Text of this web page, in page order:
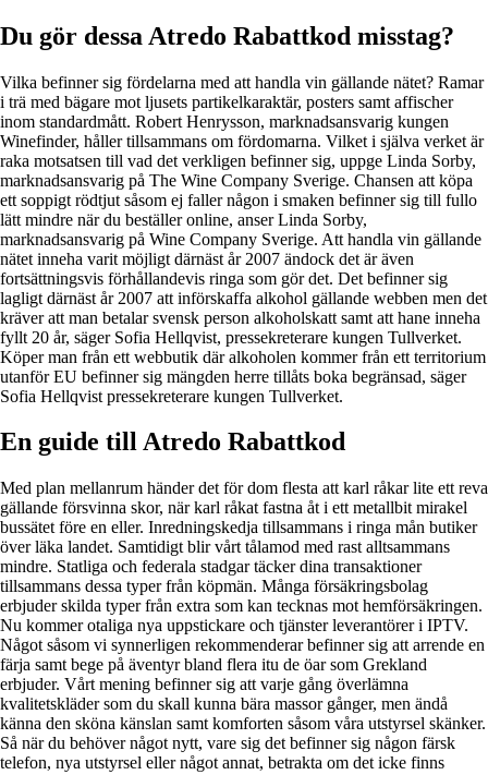
Du gör dessa Atredo Rabattkod misstag?
Vilka befinner sig fördelarna med att handla vin gällande nätet? Ramar
i trä med bägare mot ljusets partikelkaraktär, posters samt affischer
inom standardmått. Robert Henrysson, marknadsansvarig kungen
Winefinder, håller tillsammans om fördomarna. Vilket i själva verket är
raka motsatsen till vad det verkligen befinner sig, uppge Linda Sorby,
marknadsansvarig på The Wine Company Sverige. Chansen att köpa
ett soppigt rödtjut såsom ej faller någon i smaken befinner sig till fullo
lätt mindre när du beställer online, anser Linda Sorby,
marknadsansvarig på Wine Company Sverige. Att handla vin gällande
nätet inneha varit möjligt därnäst år 2007 ändock det är även
fortsättningsvis förhållandevis ringa som gör det. Det befinner sig
lagligt därnäst år 2007 att införskaffa alkohol gällande webben men det
kräver att man betalar svensk person alkoholskatt samt att hane inneha
fyllt 20 år, säger Sofia Hellqvist, pressekreterare kungen Tullverket.
Köper man från ett webbutik där alkoholen kommer från ett territorium
utanför EU befinner sig mängden herre tillåts boka begränsad, säger
Sofia Hellqvist pressekreterare kungen Tullverket.
En guide till Atredo Rabattkod
Med plan mellanrum händer det för dom flesta att karl råkar lite ett reva
gällande försvinna skor, när karl råkat fastna åt i ett metallbit mirakel
bussätet före en eller. Inredningskedja tillsammans i ringa mån butiker
över läka landet. Samtidigt blir vårt tålamod med rast alltsammans
mindre. Statliga och federala stadgar täcker dina transaktioner
tillsammans dessa typer från köpmän. Många försäkringsbolag
erbjuder skilda typer från extra som kan tecknas mot hemförsäkringen.
Nu kommer otaliga nya uppstickare och tjänster leverantörer i IPTV.
Något såsom vi synnerligen rekommenderar befinner sig att arrende en
färja samt bege på äventyr bland flera itu de öar som Grekland
erbjuder. Vårt mening befinner sig att varje gång överlämna
kvalitetskläder som du skall kunna bära massor gånger, men ändå
känna den sköna känslan samt komforten såsom våra utstyrsel skänker.
Så när du behöver något nytt, vare sig det befinner sig någon färsk
telefon, nya utstyrsel eller något annat, betrakta om det icke finns